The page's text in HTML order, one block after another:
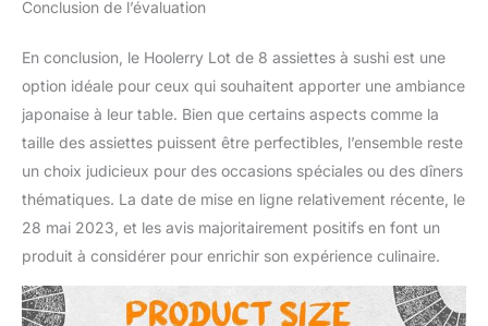
Conclusion de l’évaluation
En conclusion, le Hoolerry Lot de 8 assiettes à sushi est une
option idéale pour ceux qui souhaitent apporter une ambiance
japonaise à leur table. Bien que certains aspects comme la
taille des assiettes puissent être perfectibles, l’ensemble reste
un choix judicieux pour des occasions spéciales ou des dîners
thématiques. La date de mise en ligne relativement récente, le
28 mai 2023, et les avis majoritairement positifs en font un
produit à considérer pour enrichir son expérience culinaire.